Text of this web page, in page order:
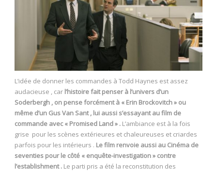
L’idée de donner les commandes à Todd Haynes est assez
audacieuse , car l’histoire fait penser à l’univers d’un
Soderbergh , on pense forcément à « Erin Brockovitch » ou
même d’un Gus Van Sant , lui aussi s’essayant au film de
commande avec « Promised Land » . L’ambiance est à la fois
grise pour les scènes extérieures et chaleureuses et criardes
parfois pour les intérieurs . Le film renvoie aussi au Cinéma de
seventies pour le côté « enquête-investigation » contre
l’establishment . Le parti pris a été la reconstitution des